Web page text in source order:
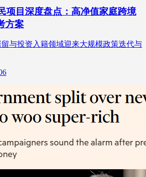
项目深度盘点：高净值家庭跨境
方案
与投资入籍领域迎来大规模政策迭代与